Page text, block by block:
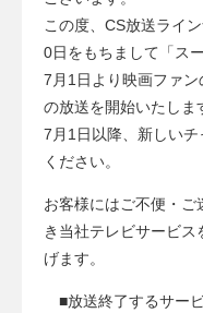
この度、CS放送ライ
0日をもちまして「ス
7月1日より映画ファン
の放送を開始いたしま
7月1日以降、新しい
ください。
お客様にはご不便・
き当社テレビサービ
げます。
■放送終了するサー